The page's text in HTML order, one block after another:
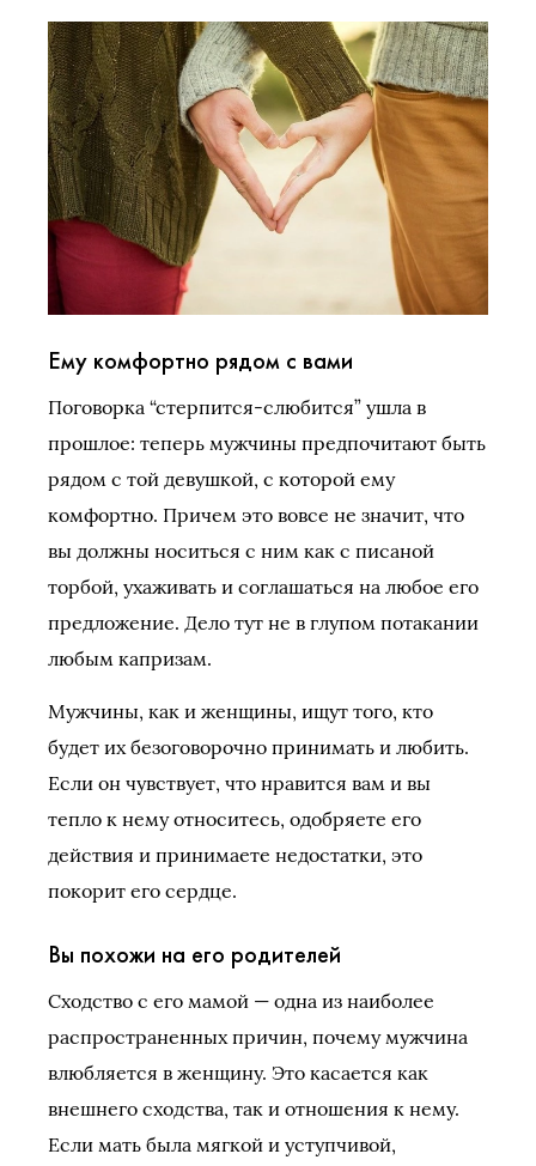
Ему комфортно рядом с вами
Поговорка “стерпится-слюбится” ушла в
прошлое: теперь мужчины предпочитают быть
рядом с той девушкой, с которой ему
комфортно. Причем это вовсе не значит, что
вы должны носиться с ним как с писаной
торбой, ухаживать и соглашаться на любое его
предложение. Дело тут не в глупом потакании
любым капризам.
Мужчины, как и женщины, ищут того, кто
будет их безоговорочно принимать и любить.
Если он чувствует, что нравится вам и вы
тепло к нему относитесь, одобряете его
действия и принимаете недостатки, это
покорит его сердце.
Вы похожи на его родителей
Сходство с его мамой — одна из наиболее
распространенных причин, почему мужчина
влюбляется в женщину. Это касается как
внешнего сходства, так и отношения к нему.
Если мать была мягкой и уступчивой,